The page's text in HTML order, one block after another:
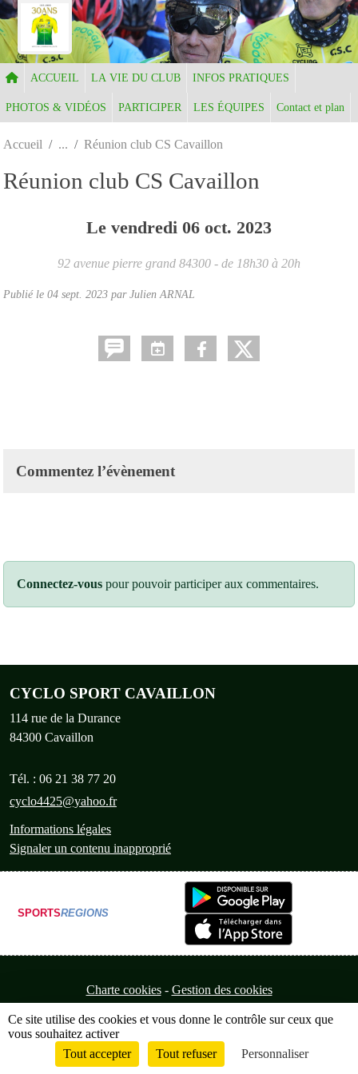
ACCUEIL LA VIE DU CLUB INFOS PRATIQUES
PHOTOS & VIDÉOS PARTICIPER LES ÉQUIPES Contact et plan
Accueil Réunion club CS Cavaillon
Réunion club CS Cavaillon
Le vendredi 06 oct. 2023
92 avenue pierre grand 84300 - de 18h30 à 20h
Publié le 04 sept. 2023 par Julien ARNAL
Commentez l’évènement
Connectez-vous pour pouvoir participer aux commentaires.
CYCLO SPORT CAVAILLON
114 rue de la Durance
84300 Cavaillon
Tél. : 06 21 38 77 20
cyclo4425@yahoo.fr
Informations légales
Signaler un contenu inapproprié
SPORTSREGIONS
Charte cookies Gestion des cookies
Envie de participer ? Connexion
Panneau de gestion des cookies
Ce site utilise des cookies et vous donne le contrôle sur ceux que
vous souhaitez activer
Tout accepter
Tout refuser Personnaliser